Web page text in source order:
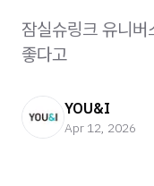
잠실슈링크 유니
좋다고
YOU&I
Apr 12, 2026